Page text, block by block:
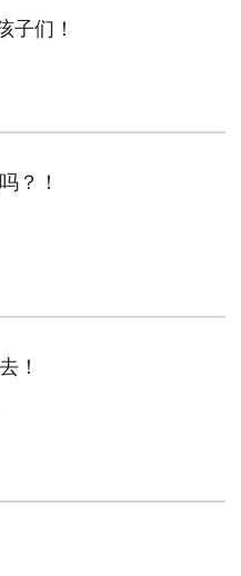
子们！
？！
！